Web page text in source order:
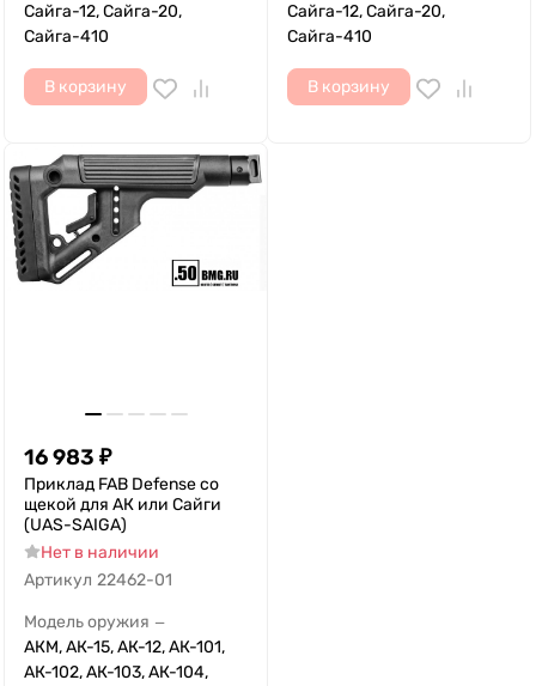
Сайга-12, Сайга-20,
Сайга-410
В корзину
Сайга-12, Сайга-20,
Сайга-410
В корзину
16 983 ₽
Приклад FAB Defense со
щекой для АК или Сайги
(UAS-SAIGA)
Нет в наличии
Артикул 22462-01
Модель оружия —
АКМ, АК-15, АК-12, АК-101,
АК-102, АК-103, АК-104,